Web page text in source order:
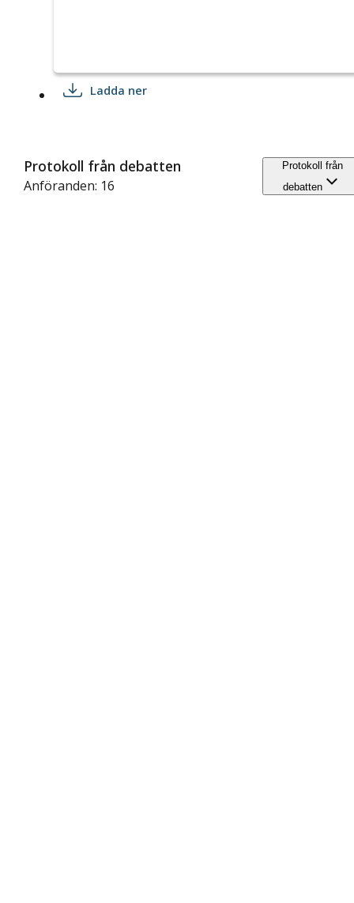
Ladda ner
Protokoll från debatten
Anföranden: 16
Protokoll från
debatten